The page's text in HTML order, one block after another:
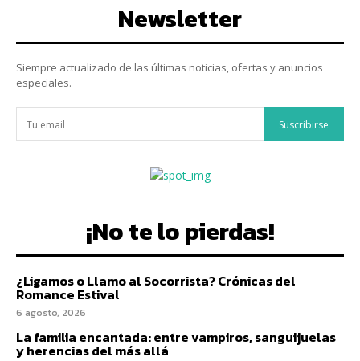
Newsletter
Siempre actualizado de las últimas noticias, ofertas y anuncios
especiales.
Suscribirse
¡No te lo pierdas!
¿Ligamos o Llamo al Socorrista? Crónicas del
Romance Estival
6 agosto, 2026
La familia encantada: entre vampiros, sanguijuelas
y herencias del más allá